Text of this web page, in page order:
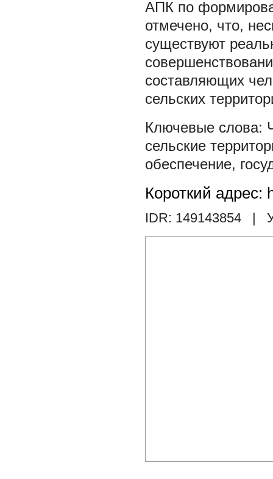
АПК по
отмечено, что,
существуют
составляющих
сельских
сельские
обеспечение,
Короткий адрес:
IDR: 149143854 |